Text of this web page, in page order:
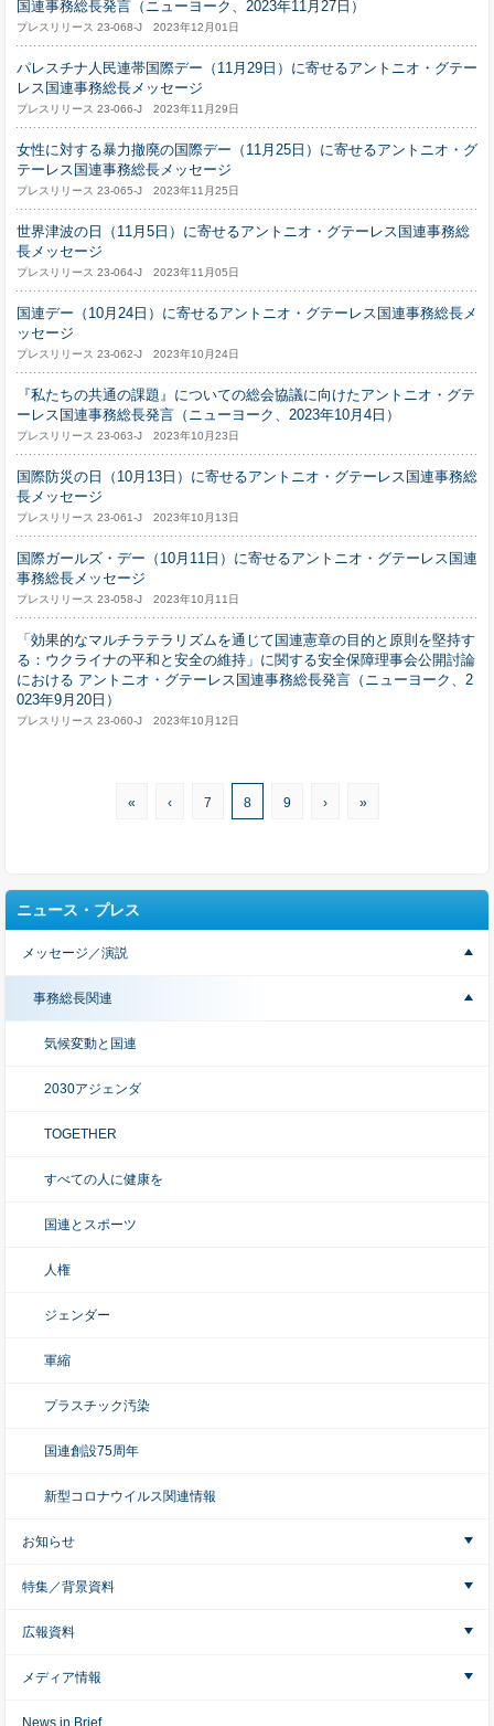
国連事務総長発言（ニューヨーク、2023年11月27日）
プレスリリース 23-068-J 2023年12月01日
パレスチナ人民連帯国際デー（11月29日）に寄せるアントニオ・グテー
レス国連事務総長メッセージ
プレスリリース 23-066-J 2023年11月29日
女性に対する暴力撤廃の国際デー（11月25日）に寄せるアントニオ・グ
テーレス国連事務総長メッセージ
プレスリリース 23-065-J 2023年11月25日
世界津波の日（11月5日）に寄せるアントニオ・グテーレス国連事務総
長メッセージ
プレスリリース 23-064-J 2023年11月05日
国連デー（10月24日）に寄せるアントニオ・グテーレス国連事務総長メ
ッセージ
プレスリリース 23-062-J 2023年10月24日
『私たちの共通の課題』についての総会協議に向けたアントニオ・グテ
ーレス国連事務総長発言（ニューヨーク、2023年10月4日）
プレスリリース 23-063-J 2023年10月23日
国際防災の日（10月13日）に寄せるアントニオ・グテーレス国連事務総
長メッセージ
プレスリリース 23-061-J 2023年10月13日
国際ガールズ・デー（10月11日）に寄せるアントニオ・グテーレス国連
事務総長メッセージ
プレスリリース 23-058-J 2023年10月11日
「効果的なマルチラテラリズムを通じて国連憲章の目的と原則を堅持す
る：ウクライナの平和と安全の維持」に関する安全保障理事会公開討論
における アントニオ・グテーレス国連事務総長発言（ニューヨーク、2
023年9月20日）
プレスリリース 23-060-J 2023年10月12日
« ‹ 7 8 9 › »
ニュース・プレス
メッセージ／演説
事務総長関連
気候変動と国連
2030アジェンダ
TOGETHER
すべての人に健康を
国連とスポーツ
人権
ジェンダー
軍縮
プラスチック汚染
国連創設75周年
新型コロナウイルス関連情報
お知らせ
特集／背景資料
広報資料
メディア情報
News in Brief